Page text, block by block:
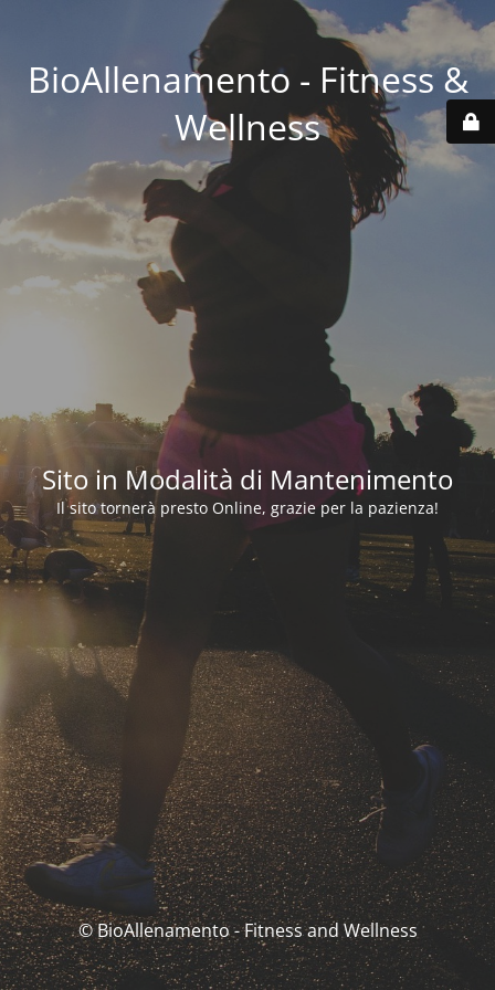
BioAllenamento - Fitness &
Wellness
Sito in Modalità di Mantenimento
Il sito tornerà presto Online, grazie per la pazienza!
© BioAllenamento - Fitness and Wellness